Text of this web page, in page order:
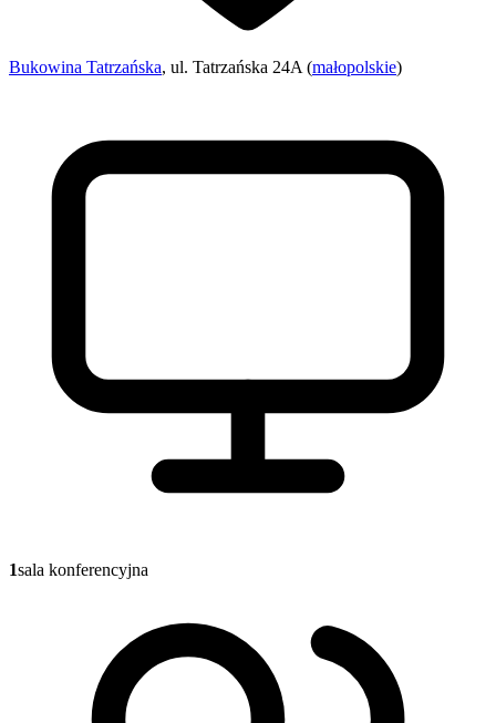
Bukowina Tatrzańska, ul. Tatrzańska 24A (małopolskie)
1sala konferencyjna